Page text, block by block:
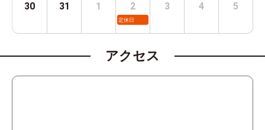
30 31 1 2
定休日
3 4 5
アクセス